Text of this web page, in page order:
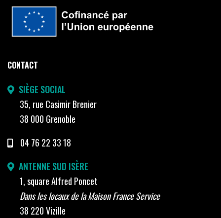
CONTACT
SIÈGE SOCIAL
35, rue Casimir Brenier
38 000 Grenoble
04 76 22 33 18
ANTENNE SUD ISÈRE
1, square Alfred Poncet
Dans les locaux de la Maison France Service
38 220 Vizille